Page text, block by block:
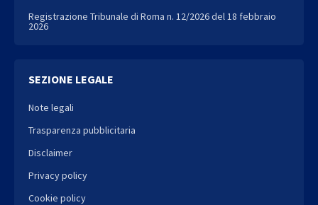
Registrazione Tribunale di Roma n. 12/2026 del 18 febbraio
2026
SEZIONE LEGALE
Note legali
Trasparenza pubblicitaria
Disclaimer
Privacy policy
Cookie policy